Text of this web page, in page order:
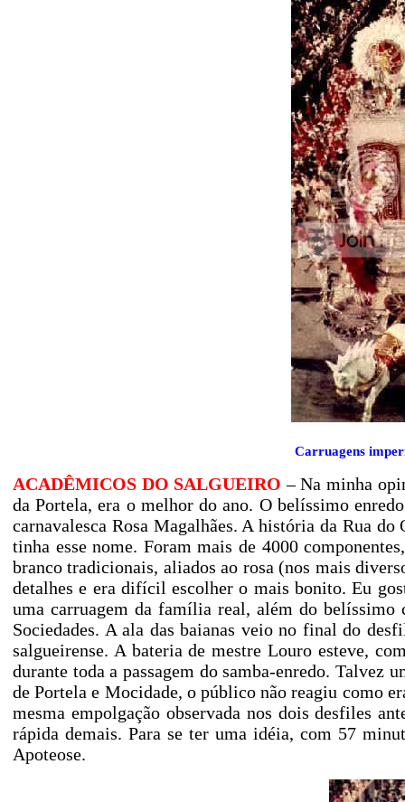
Carruagens
ACADÊMICOS DO SALGUEIRO – Na minha
da Portela, era o melhor do ano. O belíssimo
carnavalesca Rosa Magalhães. A história da Rua
tinha esse nome. Foram mais de 4000
branco tradicionais, aliados ao rosa (nos mais
detalhes e era difícil escolher o mais bonito. Eu
uma carruagem da família real, além do belíssimo
Sociedades. A ala das baianas veio no final do
salgueirense. A bateria de mestre Louro esteve,
durante toda a passagem do samba-enredo. Talvez
de Portela e Mocidade, o público não reagiu como
mesma empolgação observada nos dois desfiles
rápida demais. Para se ter uma idéia, com 57
Apoteose.